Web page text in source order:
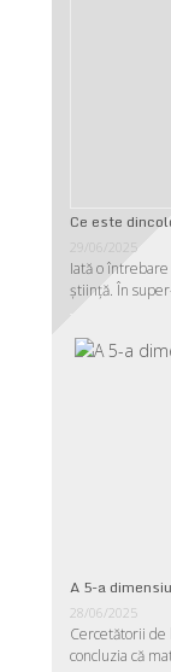
Ce este
29/06/2025
Iată o
ştiinţă. În
A 5-a
28/06/2025
Cercetătorii de
concluzia că